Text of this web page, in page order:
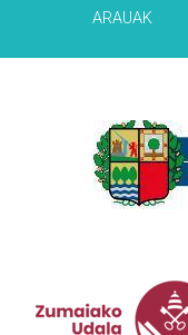
ARAUAK